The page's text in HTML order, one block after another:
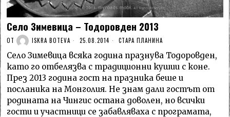
Село Зимевица – Тодоровден 2013
ОТ ISKRA BOTEVA 25.08.2014 СТАРА ПЛАНИНА
Село Зимевица всяка година празнува Тодоровден,
като го отбелязва с традиционни кушии с коне.
През 2013 година гост на празника беше и
посланика на Монголия. Не знам дали гостът от
родината на Чингис остана доволен, но всички
гости и участници се забавляваха с програмата,